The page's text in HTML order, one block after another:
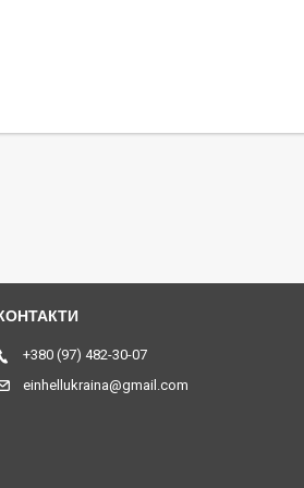
+380 (97) 482-30-07
einhellukraina@gmail.com